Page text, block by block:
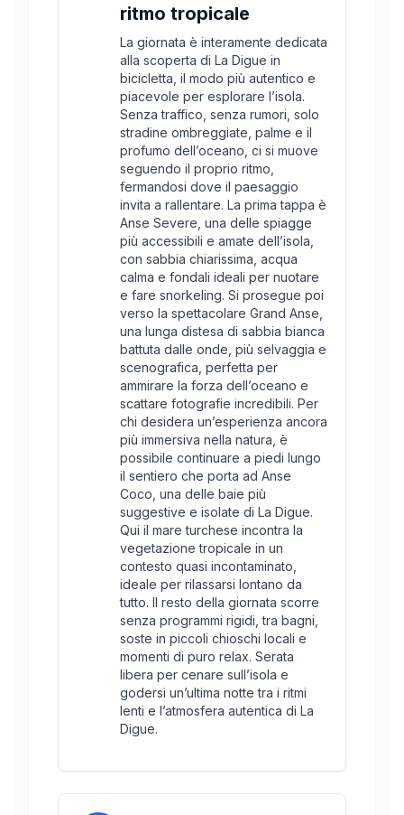
ritmo tropicale
La giornata è interamente dedicata
alla scoperta di La Digue in
bicicletta, il modo più autentico e
piacevole per esplorare l’isola.
Senza traffico, senza rumori, solo
stradine ombreggiate, palme e il
profumo dell’oceano, ci si muove
seguendo il proprio ritmo,
fermandosi dove il paesaggio
invita a rallentare. La prima tappa è
Anse Severe, una delle spiagge
più accessibili e amate dell’isola,
con sabbia chiarissima, acqua
calma e fondali ideali per nuotare
e fare snorkeling. Si prosegue poi
verso la spettacolare Grand Anse,
una lunga distesa di sabbia bianca
battuta dalle onde, più selvaggia e
scenografica, perfetta per
ammirare la forza dell’oceano e
scattare fotografie incredibili. Per
chi desidera un’esperienza ancora
più immersiva nella natura, è
possibile continuare a piedi lungo
il sentiero che porta ad Anse
Coco, una delle baie più
suggestive e isolate di La Digue.
Qui il mare turchese incontra la
vegetazione tropicale in un
contesto quasi incontaminato,
ideale per rilassarsi lontano da
tutto. Il resto della giornata scorre
senza programmi rigidi, tra bagni,
soste in piccoli chioschi locali e
momenti di puro relax. Serata
libera per cenare sull’isola e
godersi un’ultima notte tra i ritmi
lenti e l’atmosfera autentica di La
Digue.